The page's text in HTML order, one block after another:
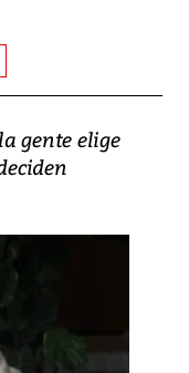
gente elige